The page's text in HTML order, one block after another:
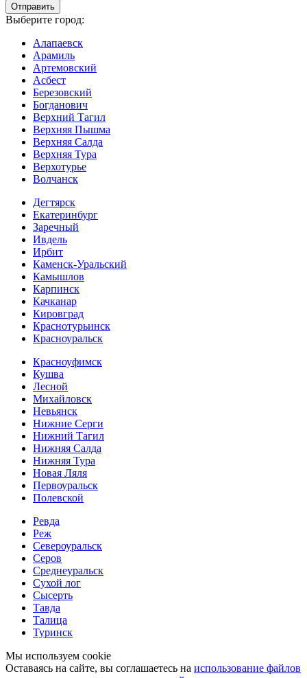
Выберите город:
Алапаевск
Арамиль
Артемовский
Асбест
Березовский
Богданович
Верхний Тагил
Верхняя Пышма
Верхняя Салда
Верхняя Тура
Верхотурье
Волчанск
Дегтярск
Екатеринбург
Заречный
Ивдель
Ирбит
Каменск-Уральский
Камышлов
Карпинск
Качканар
Кировград
Краснотурьинск
Красноуральск
Красноуфимск
Кушва
Лесной
Михайловск
Невьянск
Нижние Серги
Нижний Тагил
Нижняя Салда
Нижняя Тура
Новая Ляля
Первоуральск
Полевской
Ревда
Реж
Североуральск
Серов
Среднеуральск
Сухой лог
Сысерть
Тавда
Талица
Туринск
Мы используем cookie
Оставаясь на сайте, вы соглашаетесь на использование файлов